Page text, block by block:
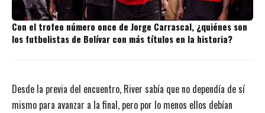
Con el trofeo número once de Jorge Carrascal, ¿quiénes son
los futbolistas de Bolívar con más títulos en la historia?
Desde la previa del encuentro, River sabía que no dependía de sí
mismo para avanzar a la final, pero por lo menos ellos debían